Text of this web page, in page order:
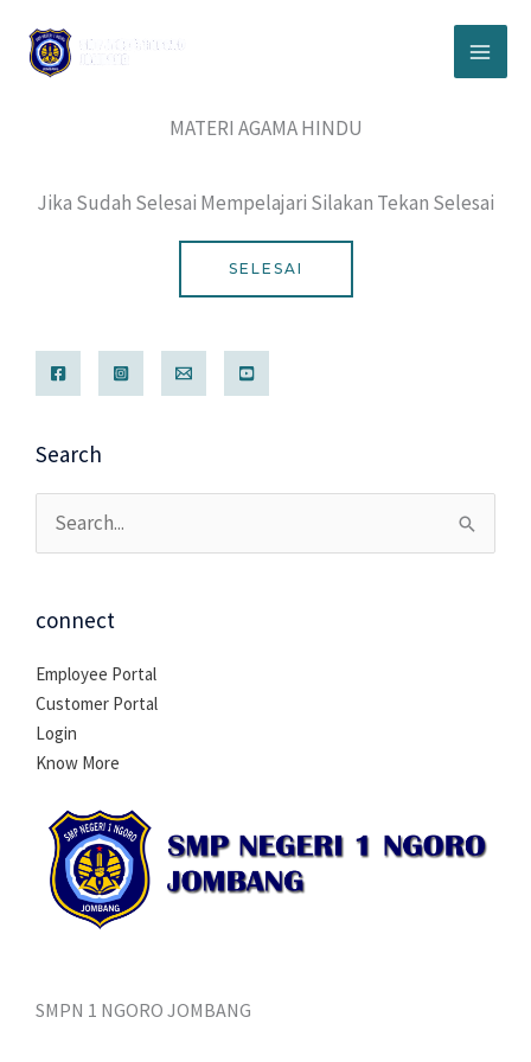
konten
MATERI AGAMA HINDU
Jika Sudah Selesai Mempelajari Silakan Tekan Selesai
SELESAI
Search
Cari
untuk:
connect
Employee Portal
Customer Portal
Login
Know More
SMPN 1 NGORO JOMBANG